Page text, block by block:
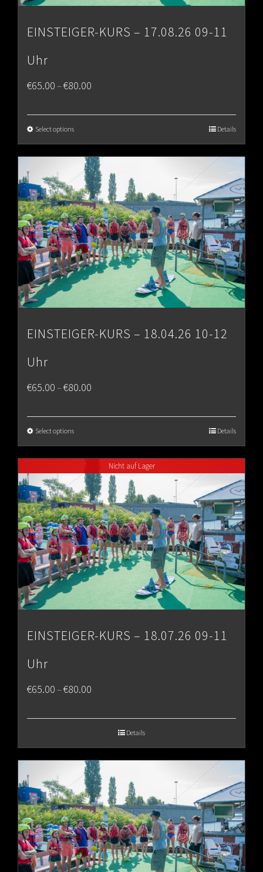
EINSTEIGER-KURS – 17.08.26 09-11
Uhr
€65.00–€80.00
€80.00
Select options Details
EINSTEIGER-KURS – 18.04.26 10-12
Uhr
€65.00–€80.00
€80.00
Select options Details
Nicht auf Lager
EINSTEIGER-KURS – 18.07.26 09-11
Uhr
€65.00–€80.00
€80.00
Details